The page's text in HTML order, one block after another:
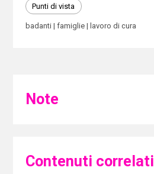
Punti di vista
badanti famiglie lavoro di cura
Note
Contenuti correlati